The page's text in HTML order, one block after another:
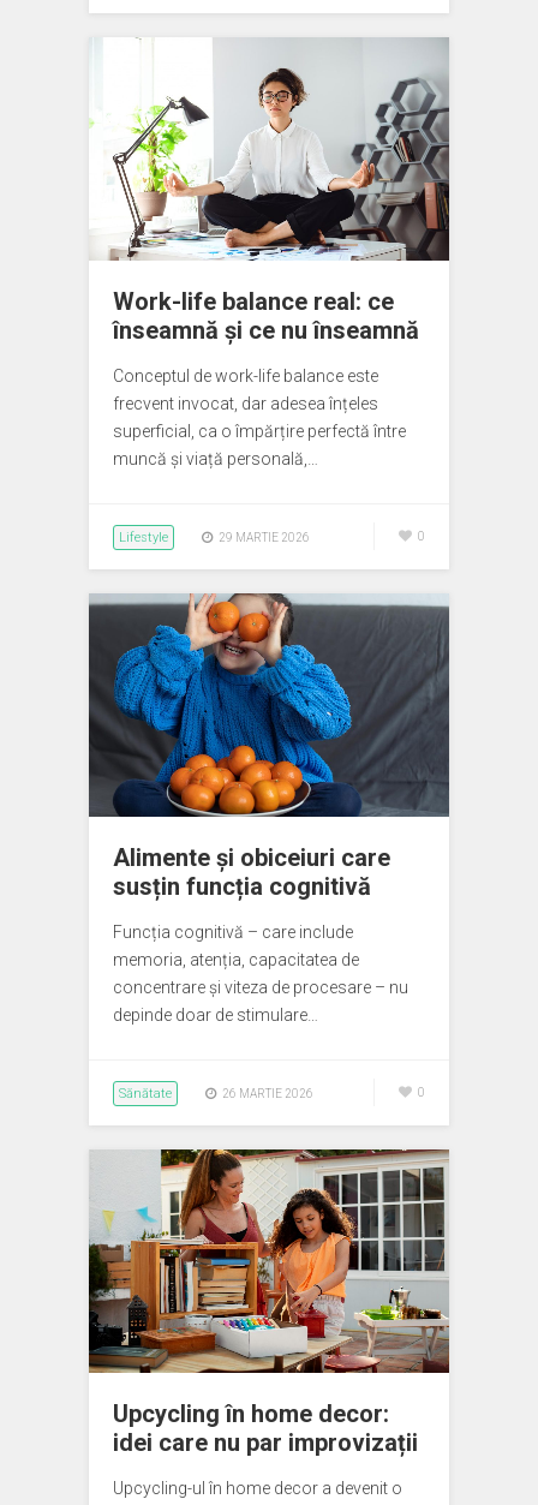
Work-life balance real: ce
înseamnă și ce nu înseamnă
Conceptul de work-life balance este
frecvent invocat, dar adesea înțeles
superficial, ca o împărțire perfectă între
muncă și viață personală,…
Lifestyle 29 MARTIE 2026 0
Alimente și obiceiuri care
susțin funcția cognitivă
Funcția cognitivă – care include
memoria, atenția, capacitatea de
concentrare și viteza de procesare – nu
depinde doar de stimulare…
Sănătate 26 MARTIE 2026 0
Upcycling în home decor:
idei care nu par improvizații
Upcycling-ul în home decor a devenit o